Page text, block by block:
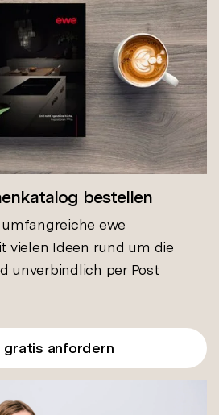
bestellen
ewe
vielen Ideen rund um die
unverbindlich per Post
anfordern